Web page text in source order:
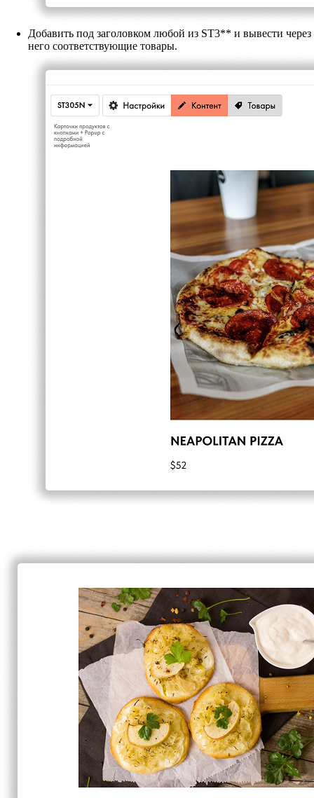
Добавить под заголовком любой из ST3** и вывести через
него соответствующие товары.